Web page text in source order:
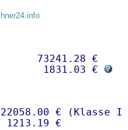
73241.28 €
1831.03 €
€ (Klasse I)
€